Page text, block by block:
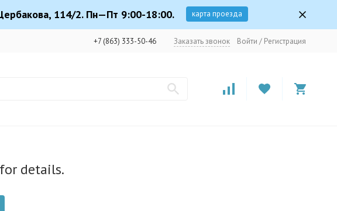
114/2. Пн—Пт 9:00-18:00. карта проезда
+7 (863) 333-50-46 Заказать звонок Войти / Регистрация
details.